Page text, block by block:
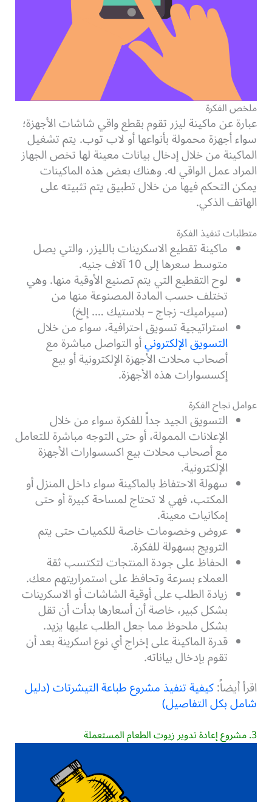
ملخص الفكرة
عبارة عن ماكينة ليزر تقوم بقطع واقي شاشات الأجهزة؛
سواء أجهزة محمولة بأنواعها أو لاب توب. يتم تشغيل
الماكينة من خلال إدخال بيانات معينة لها تخص الجهاز
المراد عمل الواقي له. وهناك بعض هذه الماكينات
يمكن التحكم فيها من خلال تطبيق يتم تثبيته على
الهاتف الذكي.
متطلبات تنفيذ الفكرة
ماكينة تقطيع الاسكرينات بالليزر، والتي يصل
متوسط سعرها إلى 10 آلاف جنيه.
لوح التقطيع التي يتم تصنيع الأوقية منها. وهي
تختلف حسب المادة المصنوعة منها من
(سيراميك- زجاج – بلاستيك …. إلخ)
استراتيجية تسويق احترافية، سواء من خلال
التسويق الإلكترونيأو التواصل مباشرة مع
أصحاب محلات الأجهزة الإلكترونية أو بيع
إكسسوارات هذه الأجهزة.
عوامل نجاح الفكرة
التسويق الجيد جداً للفكرة سواء من خلال
الإعلانات الممولة، أو حتى التوجه مباشرة للتعامل
مع أصحاب محلات بيع اكسسوارات الأجهزة
الإلكترونية.
سهولة الاحتفاظ بالماكينة سواء داخل المنزل أو
المكتب، فهي لا تحتاج لمساحة كبيرة أو حتى
إمكانيات معينة.
عروض وخصومات خاصة للكميات حتى يتم
الترويج بسهولة للفكرة.
الحفاظ على جودة المنتجات لتكتسب ثقة
العملاء بسرعة وتحافظ على استمراريتهم معك.
زيادة الطلب على أوقية الشاشات أو الاسكرينات
بشكل كبير، خاصة أن أسعارها بدأت أن تقل
بشكل ملحوظ مما جعل الطلب عليها يزيد.
قدرة الماكينة على إخراج أي نوع اسكرينة بعد أن
تقوم بإدخال بياناته.
اقرأ أيضاً:كيفية تنفيذ مشروع طباعة التيشرتات (دليل
شامل بكل التفاصيل)
3. مشروع إعادة تدوير زيوت الطعام المستعملة